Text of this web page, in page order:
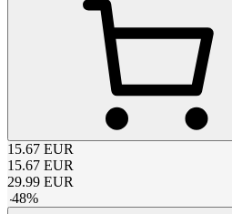
15.67 EUR
15.67 EUR
29.99 EUR
-48%